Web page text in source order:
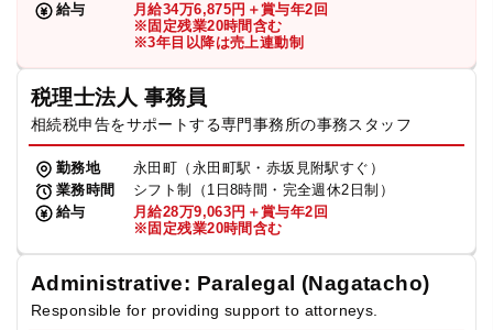
給与
月給34万6,875円＋賞与年2回
※固定残業20時間含む
※3年目以降は売上連動制
税理士法人 事務員
相続税申告をサポートする専門事務所の事務スタッフ
勤務地
永田町（永田町駅・赤坂見附駅すぐ）
業務時間
シフト制（1日8時間・完全週休2日制）
給与
月給28万9,063円＋賞与年2回
※固定残業20時間含む
Administrative: Paralegal (Nagatacho)
Responsible for providing support to attorneys.